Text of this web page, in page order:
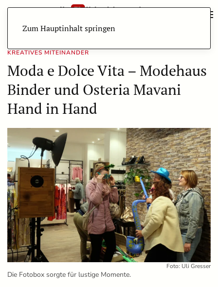
Zum Hauptinhalt springen
KREATIVES MITEINANDER
Moda e Dolce Vita – Modehaus
Binder und Osteria Mavani
Hand in Hand
Foto: Uli Gresser
Die Fotobox sorgte für lustige Momente.